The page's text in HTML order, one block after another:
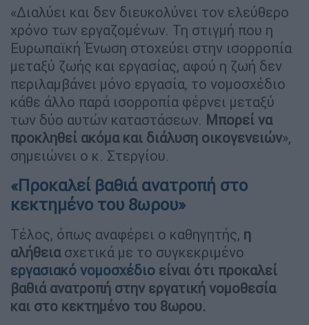
«Διαλύει και δεν διευκολύνει τον ελεύθερο
χρόνο των εργαζομένων. Τη στιγμή που η
Ευρωπαϊκή Ένωση στοχεύει στην ισορροπία
μεταξύ ζωής και εργασίας, αφού η ζωή δεν
περιλαμβάνει μόνο εργασία, το νομοσχέδιο
κάθε άλλο παρά ισορροπία φέρνει μεταξύ
των δύο αυτών καταστάσεων. Μπορεί να
προκληθεί ακόμα και διάλυση οικογενειών»,
σημειώνει ο κ. Στεργίου.
«Προκαλεί βαθιά ανατροπή στο
κεκτημένο του 8ωρου»
Τέλος, όπως αναφέρει ο καθηγητής, η
αλήθειασχετικά με το συγκεκριμένο
εργασιακό νομοσχέδιο είναι ότι προκαλεί
βαθιά ανατροπή στην εργατική νομοθεσία
και στο κεκτημένο του 8ωρου.